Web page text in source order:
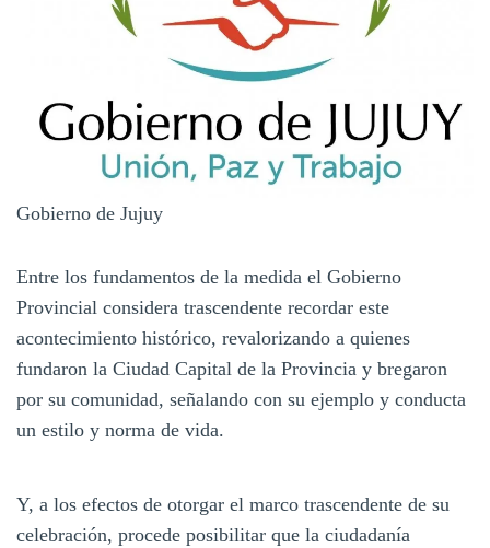
Gobierno de Jujuy
Entre los fundamentos de la medida el Gobierno
Provincial considera trascendente recordar este
acontecimiento histórico, revalorizando a quienes
fundaron la Ciudad Capital de la Provincia y bregaron
por su comunidad, señalando con su ejemplo y conducta
un estilo y norma de vida.
Y, a los efectos de otorgar el marco trascendente de su
celebración, procede posibilitar que la ciudadanía